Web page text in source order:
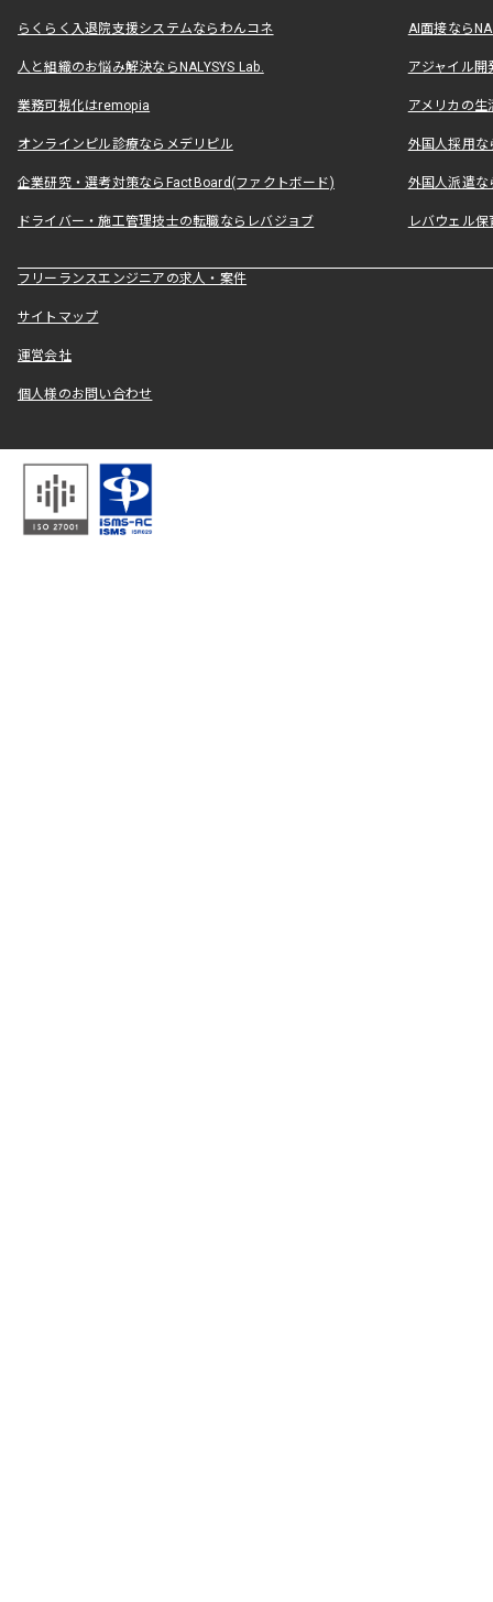
らくらく入退院支援システムならわんコネ AI面接なら
人と組織のお悩み解決ならNALYSYS Lab. アジャイル
業務可視化はremopia アメリカの
オンラインピル診療ならメデリピル 外国人採用
企業研究・選考対策ならFactBoard(ファクトボード) 外国人派遣な
ドライバー・施工管理技士の転職ならレバジョブ レバウェル
フリーランスエンジニアの求人・案件
サイトマップ
運営会社
個人様のお問い合わせ